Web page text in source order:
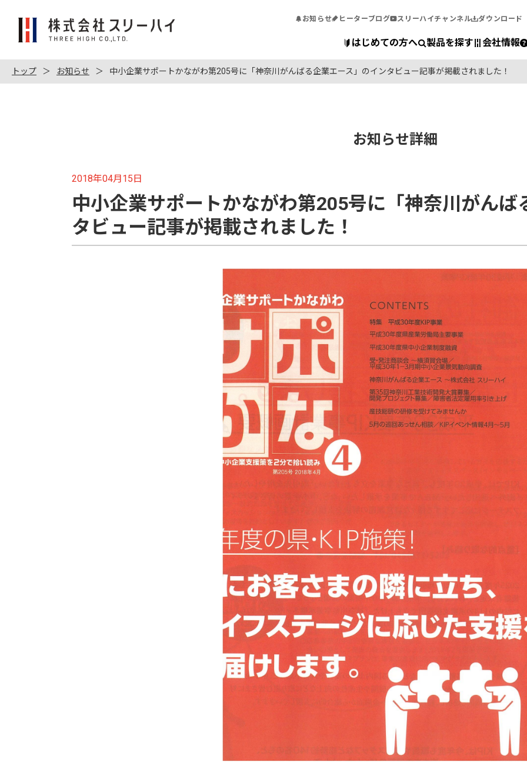
式
社
ス
はじめての方へ 製品を探す 会社情報
お知らせ ヒーターブログ スリーハイチャンネル ダウンロード
トップ お知らせ 中小企業サポートかながわ第205号に「神奈川がんばる企業エース」のインタビュー記事が掲載されました！
お知らせ詳細
2018年04月15日
中小企業サポートかながわ第205号に「神奈川がんば
タビュー記事が掲載されました！